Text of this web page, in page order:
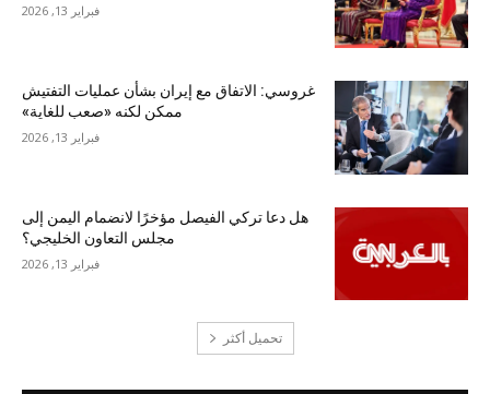
فبراير 13, 2026
غروسي: الاتفاق مع إيران بشأن عمليات التفتيش
ممكن لكنه «صعب للغاية»
فبراير 13, 2026
هل دعا تركي الفيصل مؤخرًا لانضمام اليمن إلى
مجلس التعاون الخليجي؟
فبراير 13, 2026
تحميل أكثر